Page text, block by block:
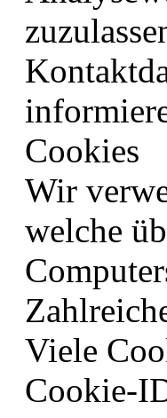
Cookies
Wir
welche
Viele
Cookie-